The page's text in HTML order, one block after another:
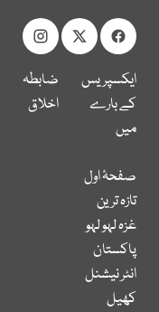
ایکسپریس
کے بارے
میں
ضابطہ
اخلاق
صفحۂ اول
تازہ ترین
غزہ لہو لہو
پاکستان
انٹر نیشنل
کھیل